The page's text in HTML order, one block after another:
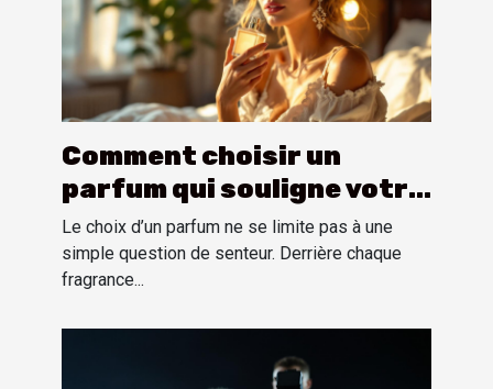
Comment choisir un
parfum qui souligne votre
personnalité?
Le choix d’un parfum ne se limite pas à une
simple question de senteur. Derrière chaque
fragrance...